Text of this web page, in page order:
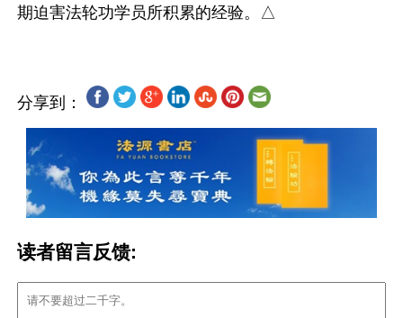
分享到：
读者留言反馈: